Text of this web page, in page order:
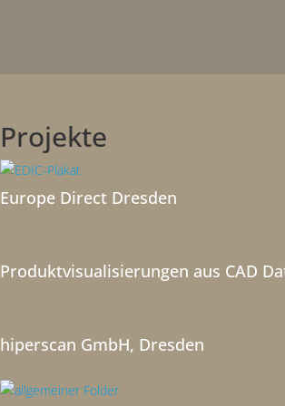
Projekte
Europe Direct Dresden
Produktvisualisierungen aus CAD
hiperscan GmbH, Dresden